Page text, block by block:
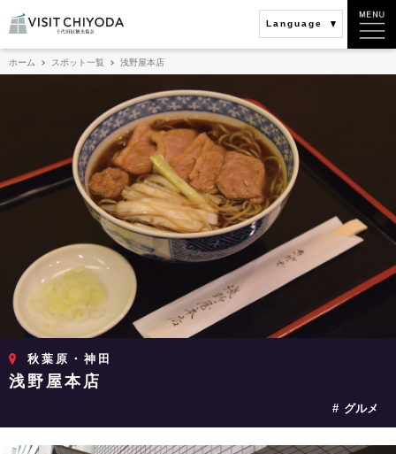
Language
ホーム スポット一覧 浅野屋本店
秋葉原・神田
浅野屋本店
グルメ